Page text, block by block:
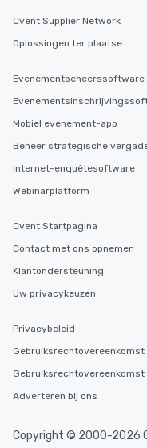
Cvent Supplier Network
Oplossingen ter plaatse
Evenementbeheerssoftware
Mobiel evenement-app
Beheer strategische
Internet-enquêtesoftware
Webinarplatform
Cvent Startpagina
Contact met ons opnemen
Klantondersteuning
Uw privacykeuzen
Privacybeleid
Adverteren bij ons
Copyright © 2000-2026